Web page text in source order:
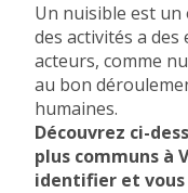
Un nuisible est
des activités a
acteurs, comme
au bon
humaines.
Découvrez ci-
plus communs à
identifier et